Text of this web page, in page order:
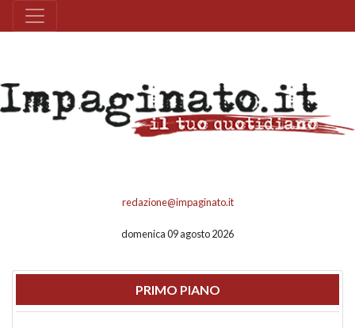
redazione@impaginato.it
domenica 09 agosto 2026
PRIMO PIANO